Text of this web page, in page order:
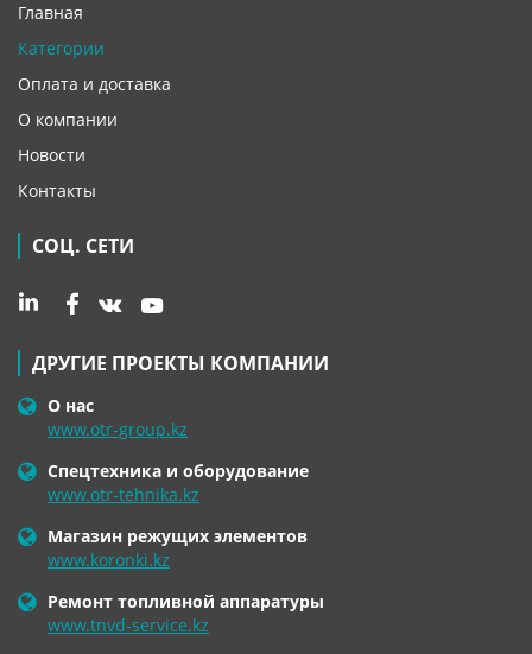
Главная
Категории
Оплата и доставка
О компании
Новости
Контакты
СОЦ. СЕТИ
ДРУГИЕ ПРОЕКТЫ КОМПАНИИ
О нас
www.otr-group.kz
Спецтехника и оборудование
www.otr-tehnika.kz
Магазин режущих элементов
www.koronki.kz
Ремонт топливной аппаратуры
www.tnvd-service.kz